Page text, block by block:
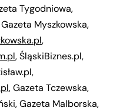
Tygodniowa,
Gazeta Myszkowska,
,
, ŚląskiBiznes.pl,
, Gazeta Tczewska,
Gazeta Malborska,